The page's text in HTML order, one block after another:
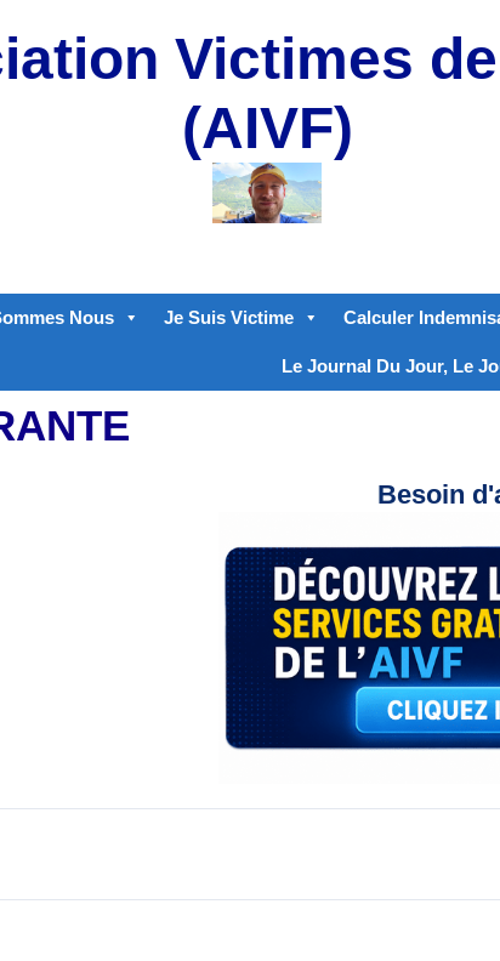
Victimes
(AIVF)
Nous Je Suis Victime Calculer
Le Journal Du Jour, Le
Besoin